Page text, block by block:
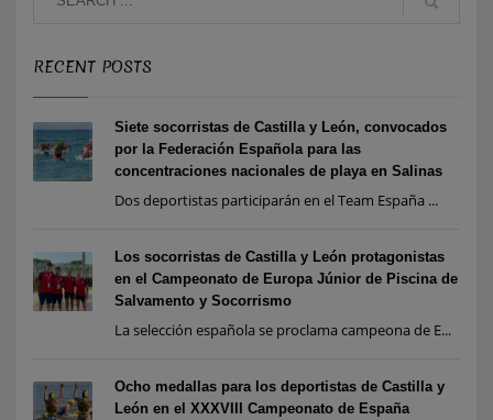
RECENT POSTS
Siete socorristas de Castilla y León, convocados
por la Federación Española para las
concentraciones nacionales de playa en Salinas
Dos deportistas participarán en el Team España ...
Los socorristas de Castilla y León protagonistas
en el Campeonato de Europa Júnior de Piscina de
Salvamento y Socorrismo
La selección española se proclama campeona de E...
Ocho medallas para los deportistas de Castilla y
León en el XXXVIII Campeonato de España